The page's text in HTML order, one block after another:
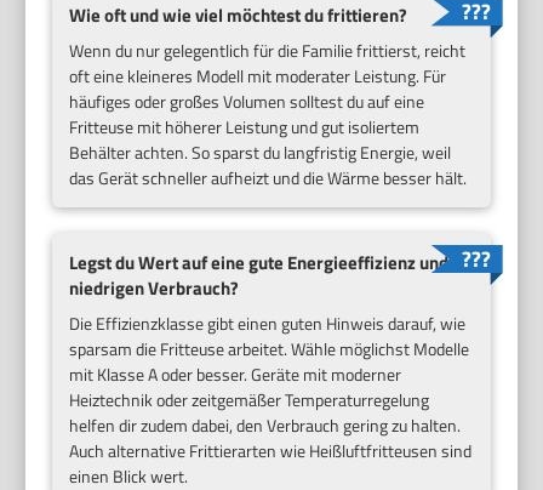
Wie oft und wie viel möchtest du frittieren?
Wenn du nur gelegentlich für die Familie frittierst, reicht
oft eine kleineres Modell mit moderater Leistung. Für
häufiges oder großes Volumen solltest du auf eine
Fritteuse mit höherer Leistung und gut isoliertem
Behälter achten. So sparst du langfristig Energie, weil
das Gerät schneller aufheizt und die Wärme besser hält.
Legst du Wert auf eine gute Energieeffizienz und
niedrigen Verbrauch?
Die Effizienzklasse gibt einen guten Hinweis darauf, wie
sparsam die Fritteuse arbeitet. Wähle möglichst Modelle
mit Klasse A oder besser. Geräte mit moderner
Heiztechnik oder zeitgemäßer Temperaturregelung
helfen dir zudem dabei, den Verbrauch gering zu halten.
Auch alternative Frittierarten wie Heißluftfritteusen sind
einen Blick wert.